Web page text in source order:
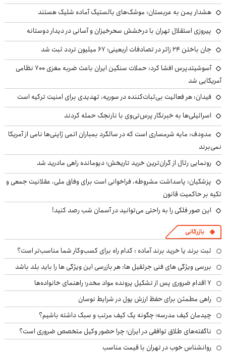
هشدار یمن به عربستان: موشک‌های بالستیک آماده شلیک هستند
پیروزی استقلال تهران با درخشش سحرخیزان و آسانی در دیدار دوستانه
جان باختن ۲۴ زائر در تصادفات اربعینی؛ ۶۷ میلیون تردد ثبت شد
آسوشیتدپرس افشا کرد: حملات سنگین ایران باعث ضربه مغزی ۷۰۰ نظامی
آمریکایی شد
فیدان: هر فعالیت بی‌ثبات‌کننده در سوریه، تهدیدی برای امنیت ترکیه است
اسرائیلی‌ها به خبرنگار پرس‌تی‌وی با نارنجک حمله کردند
مدودف: مایه شرمساری است که در سالگرد بمباران اتمی ژاپنی‌ها نامی از آمریکا
نمی‌برند
رونمایی رئال از گران‌ترین خرید تاریخش؛ دیومانده راهی مادرید شد
پزشکیان: پاسداشت مشروطه، فراخوانی است برای وفاق ملی، عقلانیت جمعی و
تکیه بر حاکمیت قانون
این صور فلکی را به راحتی می‌توانید در آسمان شب رصد کنید!
بازرگانی
ثبت برند یا خرید برند آماده : کدام راه برای کسب‌وکار شما مناسب‌تر است؟
بررسی ویژگی های فنی جرثقیل ها: هر بازرسی این ویژگی ها را باید بلد باشد
۷ اقدام ضروری پس از تشکیل پرونده مواد مخدر؛ راهنمای خانواده‌ها
راهی مطمئن برای حفظ ارزش پول در شرایط نوسان
چیدمان کیف مدرسه؛ چگونه یک کیف مرتب و سبک داشته باشیم؟
ناگفته‌های طلاق توافقی در ایران؛ چرا حضور وکیل متخصص ضروری است؟
روانشناس خوب در تهران با قیمت مناسب